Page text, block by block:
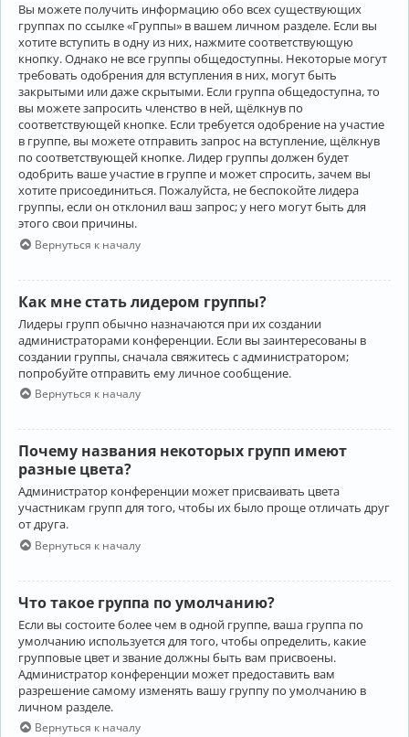
Вы можете получить информацию обо всех существующих
группах по ссылке «Группы» в вашем личном разделе. Если вы
хотите вступить в одну из них, нажмите соответствующую
кнопку. Однако не все группы общедоступны. Некоторые могут
требовать одобрения для вступления в них, могут быть
закрытыми или даже скрытыми. Если группа общедоступна, то
вы можете запросить членство в ней, щёлкнув по
соответствующей кнопке. Если требуется одобрение на участие
в группе, вы можете отправить запрос на вступление, щёлкнув
по соответствующей кнопке. Лидер группы должен будет
одобрить ваше участие в группе и может спросить, зачем вы
хотите присоединиться. Пожалуйста, не беспокойте лидера
группы, если он отклонил ваш запрос; у него могут быть для
этого свои причины.
Вернуться к началу
Как мне стать лидером группы?
Лидеры групп обычно назначаются при их создании
администраторами конференции. Если вы заинтересованы в
создании группы, сначала свяжитесь с администратором;
попробуйте отправить ему личное сообщение.
Вернуться к началу
Почему названия некоторых групп имеют
разные цвета?
Администратор конференции может присваивать цвета
участникам групп для того, чтобы их было проще отличать друг
от друга.
Вернуться к началу
Что такое группа по умолчанию?
Если вы состоите более чем в одной группе, ваша группа по
умолчанию используется для того, чтобы определить, какие
групповые цвет и звание должны быть вам присвоены.
Администратор конференции может предоставить вам
разрешение самому изменять вашу группу по умолчанию в
личном разделе.
Вернуться к началу